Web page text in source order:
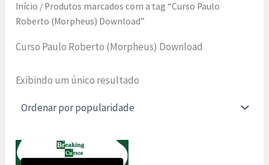
Início / Produtos marcados com a tag “Curso Paulo
Roberto (Morpheus) Download”
Curso Paulo Roberto (Morpheus) Download
Exibindo um único resultado